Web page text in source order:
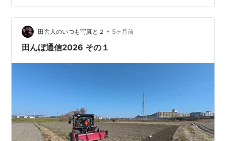
家のトラクターはイセキのTM177 川から道路までの間に
いびつな形の田んぼが３枚あります。 日曜日（3/29）の
お昼から始め、ほぼ順調に進んで17：30頃に終了しまし
た。 一番下の田…
田舎人のいつも写真と２ • 5ヶ月前
田んぼ通信2026 その１